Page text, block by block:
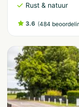
Rust & natuur
3.6 (484